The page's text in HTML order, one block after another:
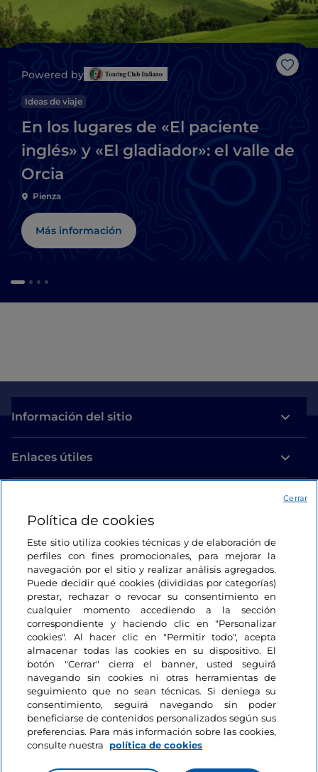
Me
Powered by
Ideas de viaje
En los lugares de «El paciente
inglés» y «El gladiador»: el valle de
Orcia
Pienza
Más información
Información del sitio
Enlaces útiles
Estamos en contacto
Política de cookies
Este sitio utiliza cookies técnicas y de elaboración de
perfiles con fines promocionales, para mejorar la
navegación por el sitio y realizar análisis agregados.
Puede decidir qué cookies (divididas por categorías)
prestar, rechazar o revocar su consentimiento en
cualquier momento accediendo a la sección
correspondiente y haciendo clic en "Personalizar
cookies". Al hacer clic en "Permitir todo", acepta
almacenar todas las cookies en su dispositivo. El
botón "Cerrar" cierra el banner, usted seguirá
navegando sin cookies ni otras herramientas de
seguimiento que no sean técnicas. Si deniega su
consentimiento, seguirá navegando sin poder
beneficiarse de contenidos personalizados según sus
preferencias. Para más información sobre las cookies,
consulte nuestra
política de cookies
Cerrar